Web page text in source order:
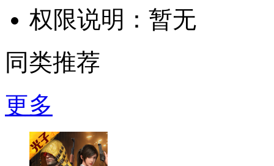
权限说明： 暂无
同类推荐
更多